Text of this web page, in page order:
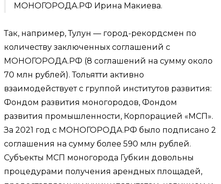
МОНОГОРОДА.РФ Ирина Макиева.
Так, например, Тулун — город-рекордсмен по
количеству заключенных соглашений с
МОНОГОРОДА.РФ (8 соглашений на сумму около
70 млн рублей). Тольятти активно
взаимодействует с группой институтов развития:
Фондом развития моногородов, Фондом
развития промышленности, Корпорацией «МСП».
За 2021 год с МОНОГОРОДА.РФ было подписано 2
соглашения на сумму более 590 млн рублей.
Субъекты МСП моногорода Губкин довольны
процедурами получения арендных площадей,